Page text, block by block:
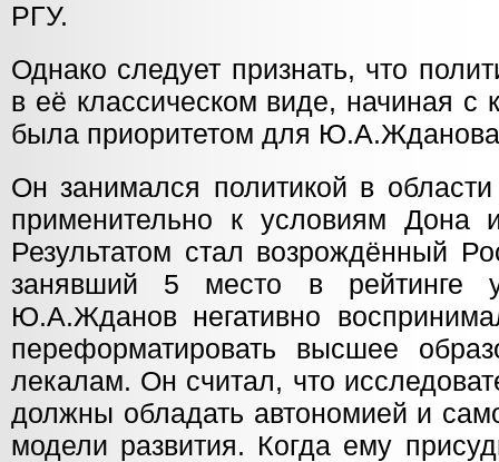
РГУ.
Однако следует признать, что
в её классическом виде, начиная с
была приоритетом для
Он занимался политикой в
применительно к условиям Дона
Результатом стал возрождённый
занявший 5 место в рейтинге
Ю.А.Жданов негативно
переформатировать высшее
лекалам. Он считал, что
должны обладать автономией и
модели развития. Когда ему